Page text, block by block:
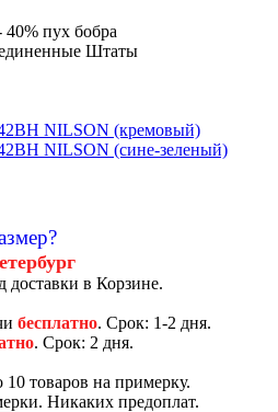
40% пух бобра
Штаты
в Корзине.
бесплатно. Срок: 1-2 дня.
. Срок: 2 дня.
товаров на примерку.
Никаких предоплат.